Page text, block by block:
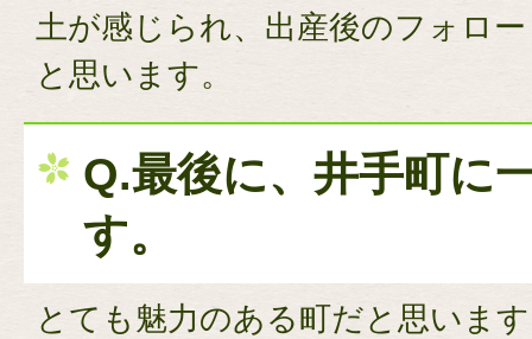
土が感じられ、出産後のフォロ
と思います。
Q.最後に、井手町に
す。
とても魅力のある町だと思いま